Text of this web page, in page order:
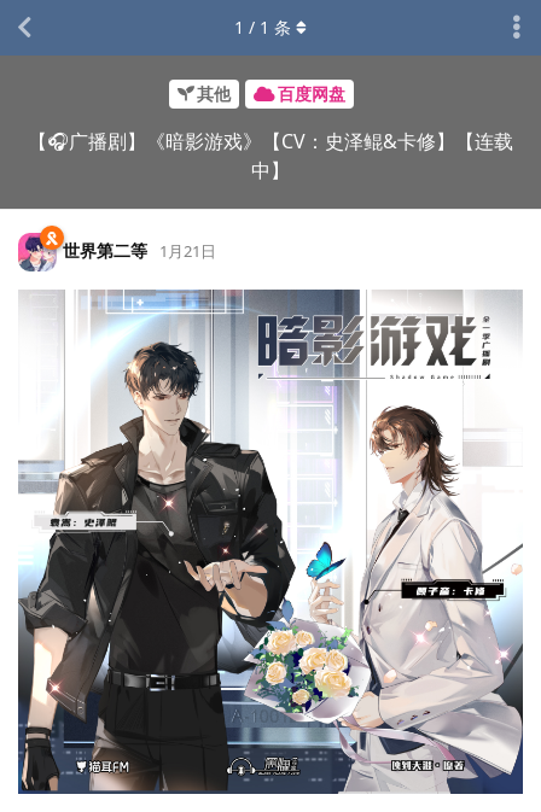
其他 百度网盘
【🎧广播剧】《暗影游戏》【CV：史泽鲲&卡修】【连载
中】
1 / 1 条
世界第二等 1月21日